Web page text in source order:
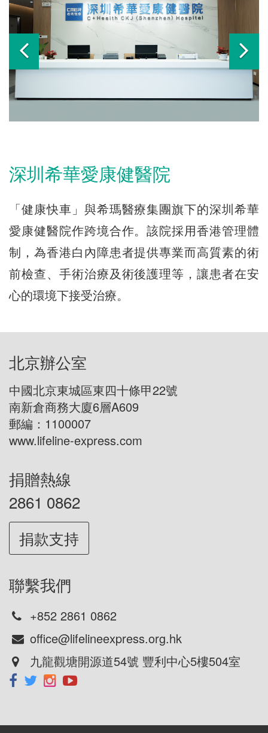
深圳希華愛康健醫院
「健康快車」與希瑪醫療集團旗下的深圳希華
愛康健醫院作跨境合作。該院採用香港管理體
制，為香港白內障患者提供專業而高質素的術
前檢查、手術治療及術後護理等，讓患者在安
心的環境下接受治療。
北京辦公室
中國北京東城區東四十條甲22號
南新倉商務大廈6層A609
郵編：1100007
www.lifeline-express.com
捐贈熱線
2861 0862
捐款支持
聯繫我們
+852 2861 0862
office@lifelineexpress.org.hk
九龍觀塘開源道54號 豐利中心5樓504室